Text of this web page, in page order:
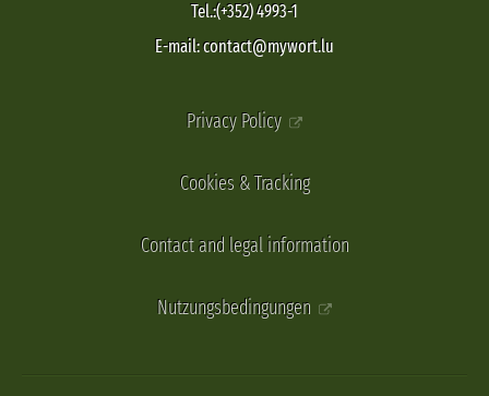
Tel.:(+352) 4993-1
E-mail: contact@mywort.lu
Privacy Policy
Cookies & Tracking
Contact and legal information
Nutzungsbedingungen